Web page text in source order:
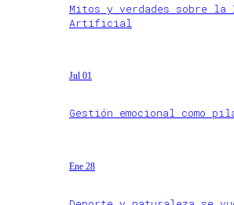
Mitos y verdades sobre
Artificial
Jul 01
Gestión emocional como
Ene 28